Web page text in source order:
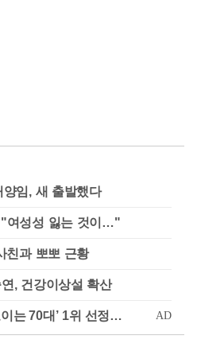
임, 새 출발했다
"여성성 잃는 것이…"
친과 뽀뽀 근황
, 건강이상설 확산